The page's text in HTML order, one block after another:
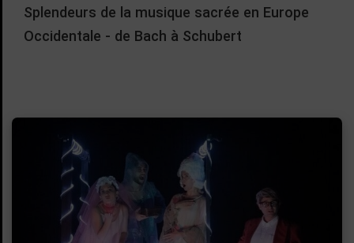
Splendeurs de la musique sacrée en Europe
Occidentale - de Bach à Schubert